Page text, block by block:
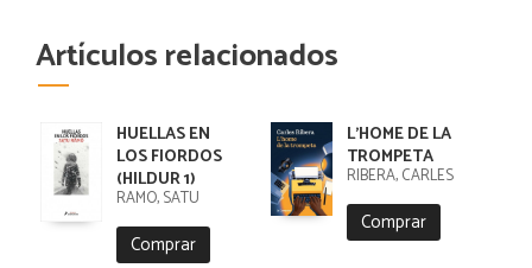
Artículos relacionados
HUELLAS EN
LOS FIORDOS
(HILDUR 1)
RÄMÖ, SATU
Comprar
L'HOME DE LA
TROMPETA
RIBERA, CARLES
Comprar